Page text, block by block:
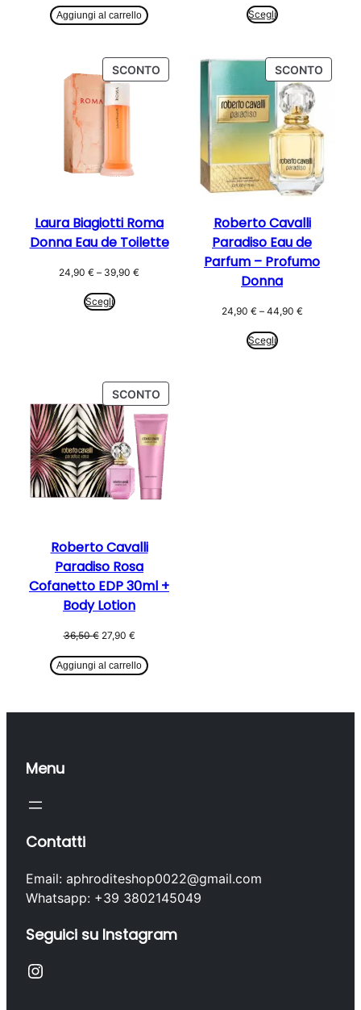
originale
era:
attuale
è:
Aggiungi al carrello
a
118,90 €
Scegli
SCONTOPRODOTTO
IN
Laura Biagiotti Roma
Donna Eau de Toilette
24,90 € – 39,90 €
Scegli
SCONTO
IN
Roberto Cavalli
Paradiso Eau de
Parfum – Profumo
Donna
24,90 € – 44,90 €Fascia
Scegli
SCONTOPRODOTTO
IN
OFFERTA
Roberto Cavalli
Paradiso Rosa
Cofanetto EDP 30ml +
Body Lotion
36,50€ Il
originale
era:
27,90 €Il
attuale
è:
Aggiungi al carrello
Menu
Contatti
Email: aphroditeshop0022@gmail.com
Whatsapp: +39 3802145049
Seguici su Instagram
Instagram